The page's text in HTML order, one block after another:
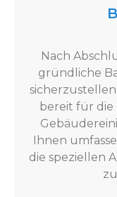
Nach
gründliche
bereit für die
Ihnen
die speziellen